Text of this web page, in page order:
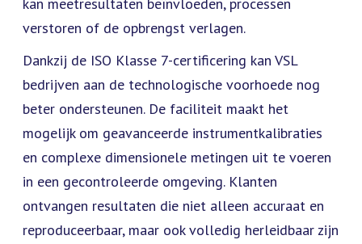
kan meetresultaten beïnvloeden, processen
verstoren of de opbrengst verlagen.
Dankzij de ISO Klasse 7-certificering kan VSL
bedrijven aan de technologische voorhoede nog
beter ondersteunen. De faciliteit maakt het
mogelijk om geavanceerde instrumentkalibraties
en complexe dimensionele metingen uit te voeren
in een gecontroleerde omgeving. Klanten
ontvangen resultaten die niet alleen accuraat en
reproduceerbaar, maar ook volledig herleidbaar zijn